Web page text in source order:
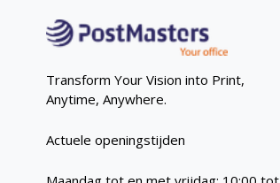
Transform Your Vision into Print,
Anytime, Anywhere.
Actuele openingstijden